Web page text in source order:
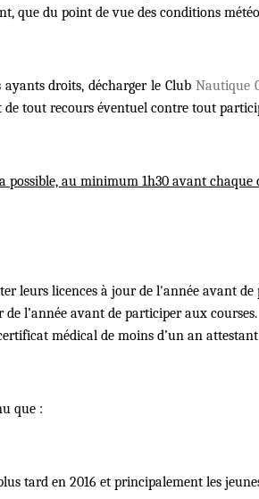
que du point de vue des conditions
droits, décharger le Club Nautique
tout recours éventuel contre tout
au minimum 1h30 avant chaque
leurs licences à jour de l'année avant
l’année avant de participer aux courses.
médical de moins d’un an
que :
tard en 2016 et principalement les